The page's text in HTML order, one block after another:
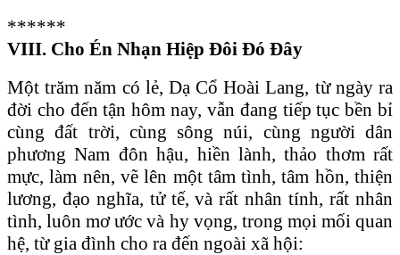
******
VIII. Cho Én Nhạn Hiệp Đôi Đó Đây
Một trăm năm có lẻ, Dạ Cổ Hoài Lang, từ ngày ra
đời cho đến tận hôm nay, vẫn đang tiếp tục bền bỉ
cùng đất trời, cùng sông núi, cùng người dân
phương Nam đôn hậu, hiền lành, thảo thơm rất
mực, làm nên, vẽ lên một tâm tình, tâm hồn, thiện
lương, đạo nghĩa, tử tế, và rất nhân tính, rất nhân
tình, luôn mơ ước và hy vọng, trong mọi mối quan
hệ, từ gia đình cho ra đến ngoài xã hội: